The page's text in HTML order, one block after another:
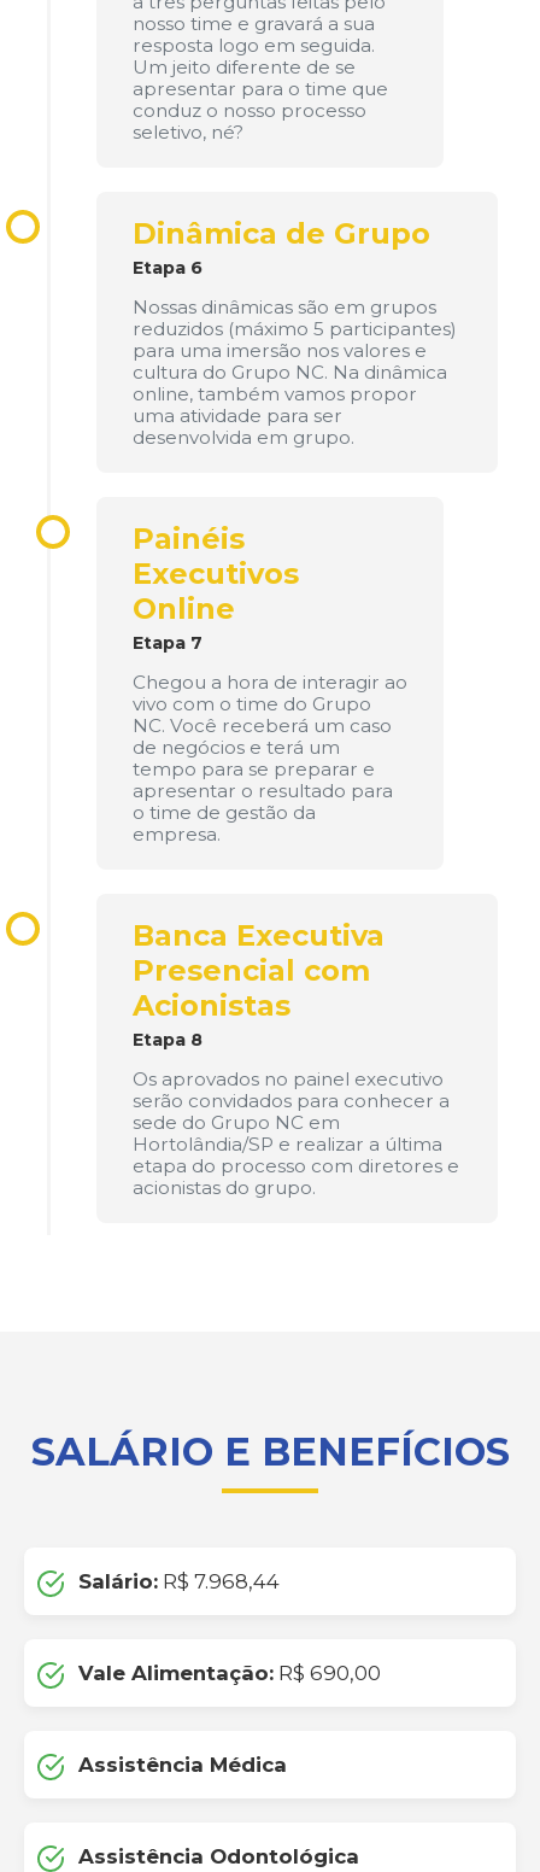
nosso time e gravará a sua
resposta logo em seguida.
Um jeito diferente de se
apresentar para o time que
conduz o nosso processo
seletivo, né?
Dinâmica de Grupo
Etapa 6
Nossas dinâmicas são em grupos
reduzidos (máximo 5 participantes)
para uma imersão nos valores e
cultura do Grupo NC. Na dinâmica
online, também vamos propor
uma atividade para ser
desenvolvida em grupo.
Painéis
Executivos
Online
Etapa 7
Chegou a hora de interagir ao
vivo com o time do Grupo
NC. Você receberá um caso
de negócios e terá um
tempo para se preparar e
apresentar o resultado para
o time de gestão da
empresa.
Banca Executiva
Presencial com
Acionistas
Etapa 8
Os aprovados no painel executivo
serão convidados para conhecer a
sede do Grupo NC em
Hortolândia/SP e realizar a última
etapa do processo com diretores e
acionistas do grupo.
SALÁRIO E BENEFÍCIOS
Salário: R$ 7.968,44
Vale Alimentação: R$ 690,00
Assistência Médica
Assistência Odontológica